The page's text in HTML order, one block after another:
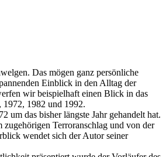
Das mögen ganz persönliche
Einblick in den Alltag der
wir beispielhaft einen Blick in das
1972, 1982 und 1992.
um das bisher längste Jahr gehandelt hat.
Terroranschlag und von der
wendet sich der Autor seiner